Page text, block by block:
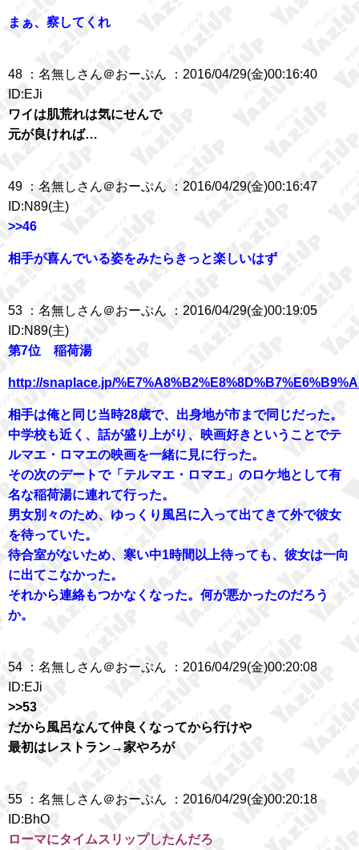
まぁ、察してくれ
48 ：名無しさん＠おーぷん ：2016/04/29(金)00:16:40
ID:EJi
ワイは肌荒れは気にせんで
元が良ければ…
49 ：名無しさん＠おーぷん ：2016/04/29(金)00:16:47
ID:N89(主)
>>46
相手が喜んでいる姿をみたらきっと楽しいはず
53 ：名無しさん＠おーぷん ：2016/04/29(金)00:19:05
ID:N89(主)
第7位 稲荷湯
http://snaplace.jp/
相手は俺と同じ当時28歳で、出身地が市まで同じだった。
中学校も近く、話が盛り上がり、映画好きということでテ
ルマエ・ロマエの映画を一緒に見に行った。
その次のデートで「テルマエ・ロマエ」のロケ地として有
名な稲荷湯に連れて行った。
男女別々のため、ゆっくり風呂に入って出てきて外で彼女
を待っていた。
待合室がないため、寒い中1時間以上待っても、彼女は一向
に出てこなかった。
それから連絡もつかなくなった。何が悪かったのだろう
か。
54 ：名無しさん＠おーぷん ：2016/04/29(金)00:20:08
ID:EJi
>>53
だから風呂なんて仲良くなってから行けや
最初はレストラン→家やろが
55 ：名無しさん＠おーぷん ：2016/04/29(金)00:20:18
ID:BhO
ローマにタイムスリップしたんだろ